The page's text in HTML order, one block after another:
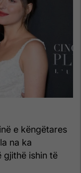
e këngëtares
na ka
gjithë ishin të